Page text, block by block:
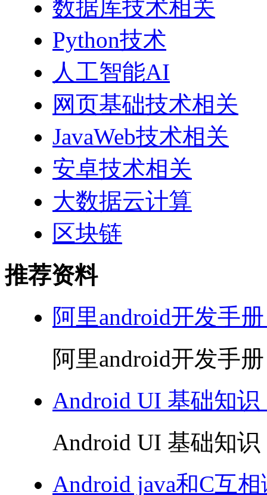
数据库技术相关
Python技术
人工智能AI
网页基础技术相关
JavaWeb技术相关
安卓技术相关
大数据云计算
区块链
推荐资料
阿里android开发手
阿里android开发手
Android UI 基础知识
Android UI 基础知识
Android java和C互